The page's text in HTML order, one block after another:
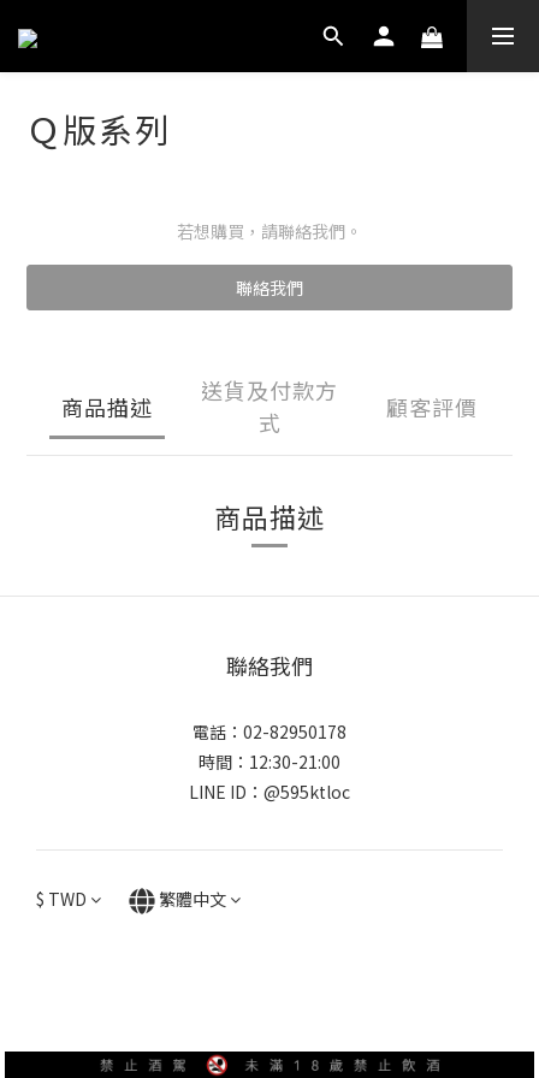
Ｑ版系列
若想購買，請聯絡我們。
聯絡我們
商品描述
送貨及付款方
式
顧客評價
商品描述
聯絡我們
電話：02-82950178
時間：12:30-21:00
LINE ID：@595ktloc
$ TWD 繁體中文